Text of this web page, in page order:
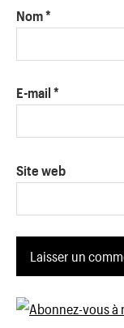
Nom*
E-mail *
Site web